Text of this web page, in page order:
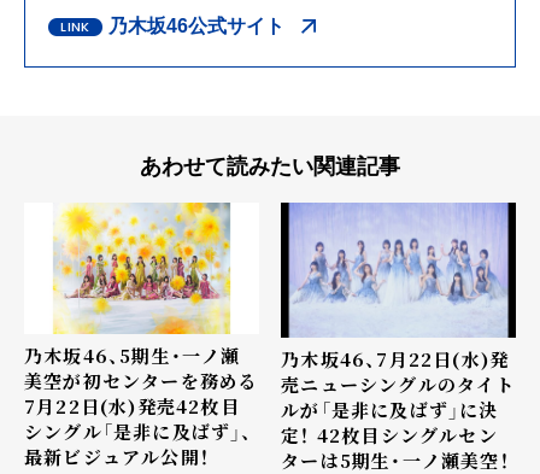
乃木坂46公式サイト
あわせて読みたい関連記事
乃木坂46、5期生・一ノ瀬
美空が初センターを務める
7月22日(水)発売42枚目
シングル「是非に及ばず」、
最新ビジュアル公開！
乃木坂46、7月22日(水)発
売ニューシングルのタイト
ルが「是非に及ばず」に決
定！ 42枚目シングルセン
ターは5期生・一ノ瀬美空！